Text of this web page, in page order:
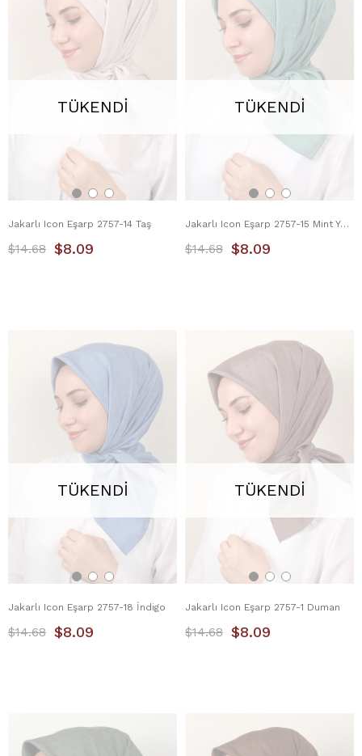
TÜKENDI
Jakarlı Icon Eşarp 2757-14 Taş
$8.09
$14.68
TÜKENDI
Jakarlı Icon Eşarp 2757-15 Mint Yeşili
$8.09
$14.68
TÜKENDI
Jakarlı Icon Eşarp 2757-18 İndigo
$8.09
$14.68
TÜKENDI
Jakarlı Icon Eşarp 2757-1 Duman
$8.09
$14.68